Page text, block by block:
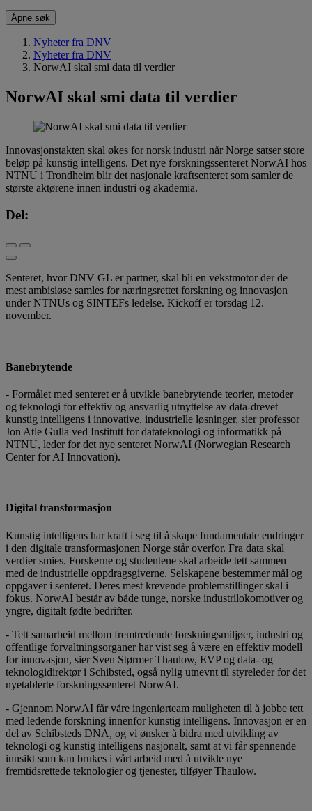
Åpne søk
Nyheter fra DNV
Nyheter fra DNV
NorwAI skal smi data til verdier
NorwAI skal smi data til verdier
Innovasjonstakten skal økes for norsk industri når Norge satser store
beløp på kunstig intelligens. Det nye forskningssenteret NorwAI hos
NTNU i Trondheim blir det nasjonale kraftsenteret som samler de
største aktørene innen industri og akademia.
Del:
Senteret, hvor DNV GL er partner, skal bli en vekstmotor der de
mest ambisiøse samles for næringsrettet forskning og innovasjon
under NTNUs og SINTEFs ledelse. Kickoff er torsdag 12.
november.
Banebrytende
- Formålet med senteret er å utvikle banebrytende teorier, metoder
og teknologi for effektiv og ansvarlig utnyttelse av data-drevet
kunstig intelligens i innovative, industrielle løsninger, sier professor
Jon Atle Gulla ved Institutt for datateknologi og informatikk på
NTNU, leder for det nye senteret NorwAI (Norwegian Research
Center for AI Innovation).
Digital transformasjon
Kunstig intelligens har kraft i seg til å skape fundamentale endringer
i den digitale transformasjonen Norge står overfor. Fra data skal
verdier smies. Forskerne og studentene skal arbeide tett sammen
med de industrielle oppdragsgiverne. Selskapene bestemmer mål og
oppgaver i senteret. Deres mest krevende problemstillinger skal i
fokus. NorwAI består av både tunge, norske industrilokomotiver og
yngre, digitalt fødte bedrifter.
- Tett samarbeid mellom fremtredende forskningsmiljøer, industri og
offentlige forvaltningsorganer har vist seg å være en effektiv modell
for innovasjon, sier Sven Størmer Thaulow, EVP og data- og
teknologidirektør i Schibsted, også nylig utnevnt til styreleder for det
nyetablerte forskningssenteret NorwAI.
- Gjennom NorwAI får våre ingeniørteam muligheten til å jobbe tett
med ledende forskning innenfor kunstig intelligens. Innovasjon er en
del av Schibsteds DNA, og vi ønsker å bidra med utvikling av
teknologi og kunstig intelligens nasjonalt, samt at vi får spennende
innsikt som kan brukes i vårt arbeid med å utvikle nye
fremtidsrettede teknologier og tjenester, tilføyer Thaulow.